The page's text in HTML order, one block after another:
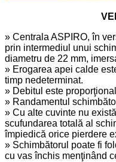
» Centrala ASPIRO, în
prin intermediul unui
diametru de 22 mm,
» Erogarea apei calde
timp nedeterminat.
» Debitul este
» Randamentul
» Cu alte cuvinte nu
scufundarea totală al
împiedică orice pierdere
» Schimbătorul poate fi
cu vas închis menţinând